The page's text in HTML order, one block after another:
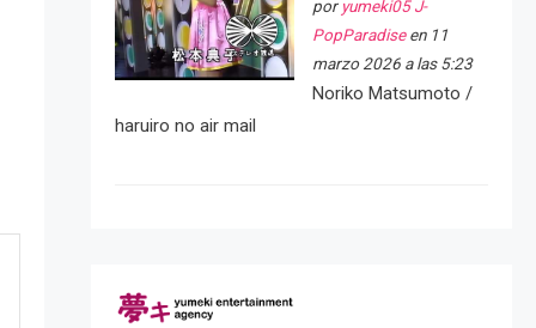
por yumeki05 J-
PopParadiseen 11
marzo 2026 a las 5:23
Noriko Matsumoto /
haruiro no air mail